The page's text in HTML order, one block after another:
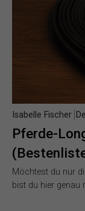
Pferde-
Isabelle Fischer
Möchtest du nur
bist du hier genau